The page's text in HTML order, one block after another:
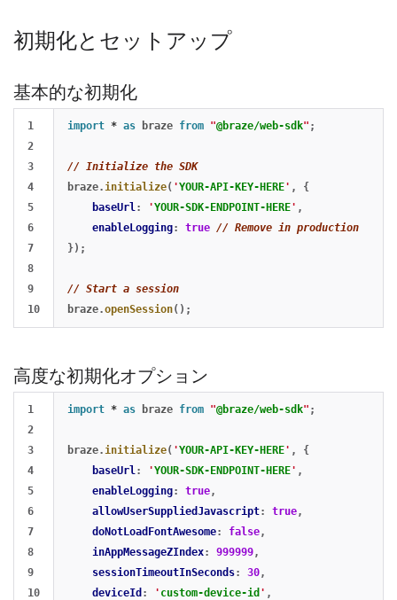
初期化とセットアップ
基本的な初期化
1
2
3
4
5
6
7
8
9
import * as braze from "@braze/web-sdk" ;
// Initialize the SDK
braze. initialize( 'YOUR-API-KEY-HERE' ,
{
baseUrl : 'YOUR-SDK-ENDPOINT-HERE' ,
enableLogging: true // Remove in production
});
// Start a session
braze.openSession();
高度な初期化オプション
1
2
3
4
5
6
7
8
9
10
import * as braze from "@braze/web-sdk" ;
braze. initialize( 'YOUR-API-KEY-HERE' ,
{
baseUrl : 'YOUR-SDK-ENDPOINT-HERE' ,
enableLogging: true,
allowUserSuppliedJavascript: true,
doNotLoadFontAwesome: false,
inAppMessageZIndex: 999999,
sessionTimeoutInSeconds: 30,
deviceId : ' custom-device-id ' ,